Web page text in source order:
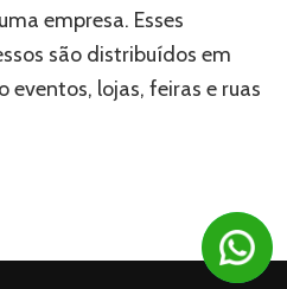
empresa. Esses
são distribuídos em
eventos, lojas, feiras e ruas